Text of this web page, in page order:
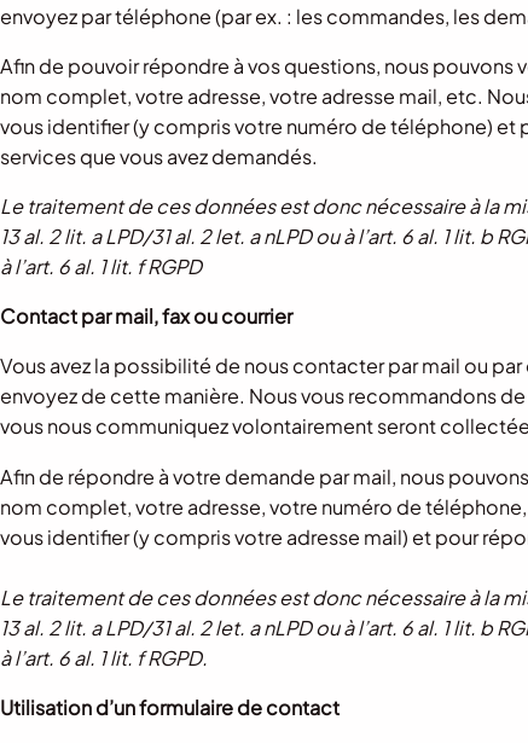
envoyez par téléphone (par ex. : les commandes, les
Afin de pouvoir répondre à vos questions, nous
nom complet, votre adresse, votre adresse mail, etc.
vous identifier (y compris votre numéro de téléphone) et
services que vous avez demandés.
Le traitement de ces données est donc nécessaire à la
13 al. 2 lit. a LPD/31 al. 2 let. a nLPD ou à l’art. 6 al. 1 lit. b
à l’art. 6 al. 1 lit. f RGPD
Contact par mail, fax ou courrier
Vous avez la possibilité de nous contacter par mail ou
envoyez de cette manière. Nous vous recommandons
vous nous communiquez volontairement seront
Afin de répondre à votre demande par mail, nous
nom complet, votre adresse, votre numéro de
vous identifier (y compris votre adresse mail) et pour
Le traitement de ces données est donc nécessaire à la
13 al. 2 lit. a LPD/31 al. 2 let. a nLPD ou à l’art. 6 al. 1 lit. b
à l’art. 6 al. 1 lit. f RGPD.
Utilisation d’un formulaire de contact